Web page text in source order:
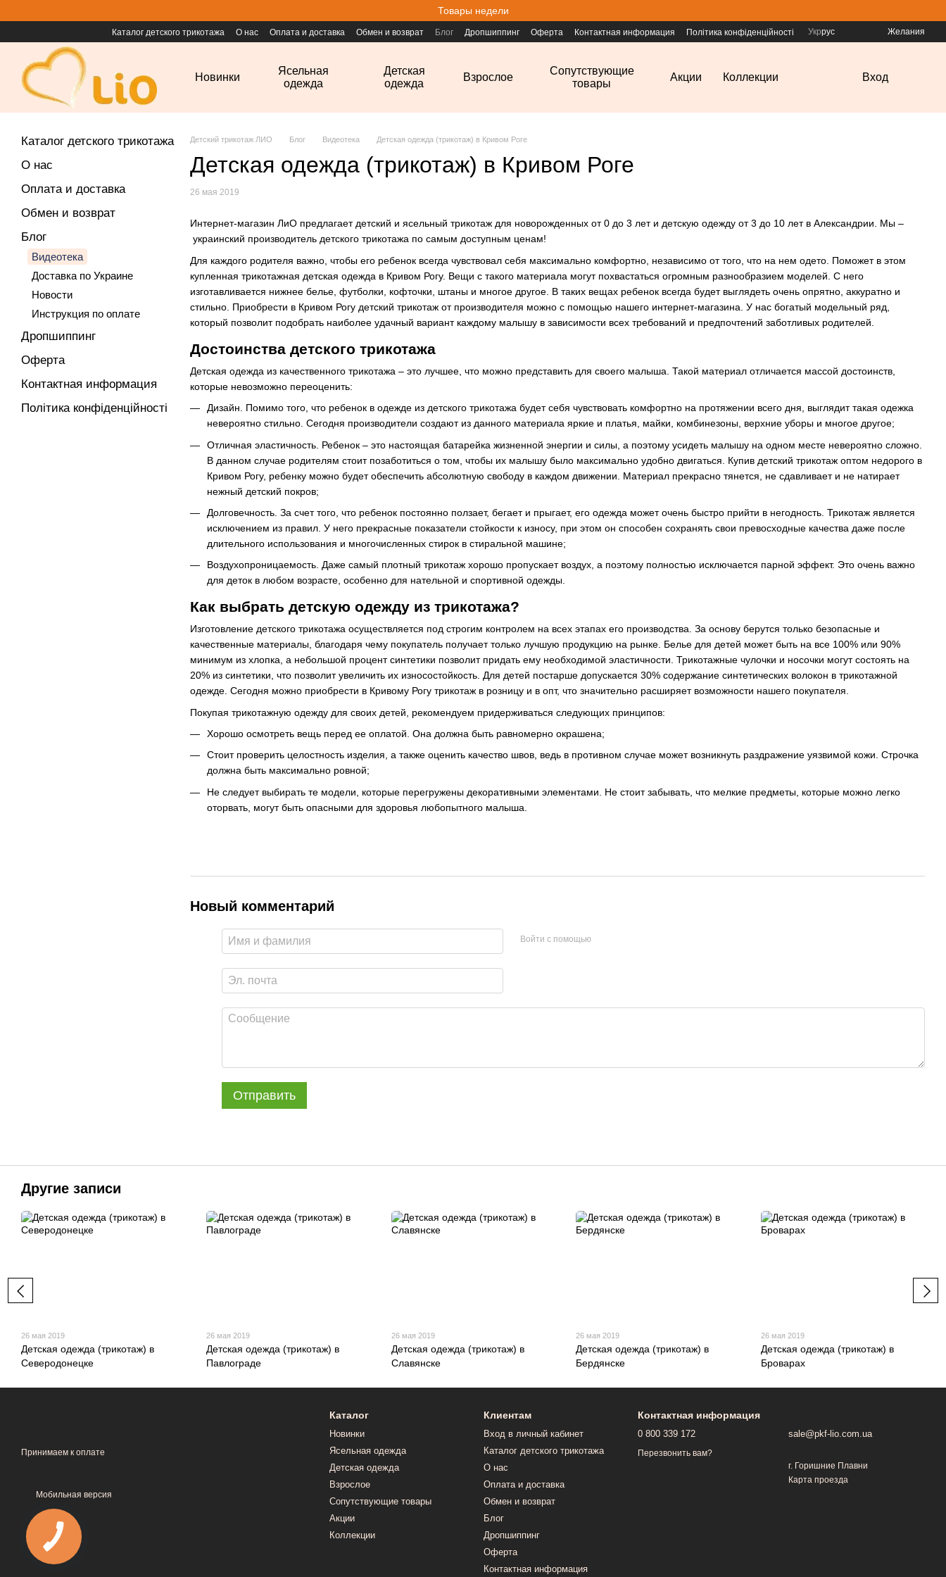
Товары недели
Каталог детского трикотажа О нас Оплата и доставка Обмен и возврат Блог Дропшиппинг Оферта Контактная информация Політика конфіденційності Укррус Желания
Новинки
Ясельная
одежда
Детская
одежда
Взрослое
Сопутствующие
товары
Акции Коллекции Вход
Детский трикотаж ЛИО Блог Видеотека Детская одежда (трикотаж) в Кривом Роге
Детская одежда (трикотаж) в Кривом Роге
26 мая 2019
Интернет-магазин ЛиО предлагает детский и ясельный трикотаж для новорожденных от 0 до 3 лет и детскую одежду от 3 до 10 лет в Александрии. Мы –
украинский производитель детского трикотажа по самым доступным ценам!
Для каждого родителя важно, чтобы его ребенок всегда чувствовал себя максимально комфортно, независимо от того, что на нем одето. Поможет в этом
купленная трикотажная детская одежда в Кривом Рогу. Вещи с такого материала могут похвастаться огромным разнообразием моделей. С него
изготавливается нижнее белье, футболки, кофточки, штаны и многое другое. В таких вещах ребенок всегда будет выглядеть очень опрятно, аккуратно и
стильно. Приобрести в Кривом Рогу детский трикотаж от производителя можно с помощью нашего интернет-магазина. У нас богатый модельный ряд,
который позволит подобрать наиболее удачный вариант каждому малышу в зависимости всех требований и предпочтений заботливых родителей.
Достоинства детского трикотажа
Детская одежда из качественного трикотажа – это лучшее, что можно представить для своего малыша. Такой материал отличается массой достоинств,
которые невозможно переоценить:
Дизайн. Помимо того, что ребенок в одежде из детского трикотажа будет себя чувствовать комфортно на протяжении всего дня, выглядит такая одежка
невероятно стильно. Сегодня производители создают из данного материала яркие и платья, майки, комбинезоны, верхние уборы и многое другое;
Отличная эластичность. Ребенок – это настоящая батарейка жизненной энергии и силы, а поэтому усидеть малышу на одном месте невероятно сложно.
В данном случае родителям стоит позаботиться о том, чтобы их малышу было максимально удобно двигаться. Купив детский трикотаж оптом недорого в
Кривом Рогу, ребенку можно будет обеспечить абсолютную свободу в каждом движении. Материал прекрасно тянется, не сдавливает и не натирает
нежный детский покров;
Долговечность. За счет того, что ребенок постоянно ползает, бегает и прыгает, его одежда может очень быстро прийти в негодность. Трикотаж является
исключением из правил. У него прекрасные показатели стойкости к износу, при этом он способен сохранять свои превосходные качества даже после
длительного использования и многочисленных стирок в стиральной машине;
Воздухопроницаемость. Даже самый плотный трикотаж хорошо пропускает воздух, а поэтому полностью исключается парной эффект. Это очень важно
для деток в любом возрасте, особенно для нательной и спортивной одежды.
Как выбрать детскую одежду из трикотажа?
Изготовление детского трикотажа осуществляется под строгим контролем на всех этапах его производства. За основу берутся только безопасные и
качественные материалы, благодаря чему покупатель получает только лучшую продукцию на рынке. Белье для детей может быть на все 100% или 90%
минимум из хлопка, а небольшой процент синтетики позволит придать ему необходимой эластичности. Трикотажные чулочки и носочки могут состоять на
20% из синтетики, что позволит увеличить их износостойкость. Для детей постарше допускается 30% содержание синтетических волокон в трикотажной
одежде. Сегодня можно приобрести в Кривому Рогу трикотаж в розницу и в опт, что значительно расширяет возможности нашего покупателя.
Покупая трикотажную одежду для своих детей, рекомендуем придерживаться следующих принципов:
Хорошо осмотреть вещь перед ее оплатой. Она должна быть равномерно окрашена;
Стоит проверить целостность изделия, а также оценить качество швов, ведь в противном случае может возникнуть раздражение уязвимой кожи. Строчка
должна быть максимально ровной;
Не следует выбирать те модели, которые перегружены декоративными элементами. Не стоит забывать, что мелкие предметы, которые можно легко
оторвать, могут быть опасными для здоровья любопытного малыша.
Новый комментарий
Войти с помощью
Отправить
Каталог детского трикотажа
О нас
Оплата и доставка
Обмен и возврат
Блог
Видеотека
Доставка по Украине
Новости
Инструкция по оплате
Дропшиппинг
Оферта
Контактная информация
Політика конфіденційності
Другие записи
26 мая 2019
Детская одежда (трикотаж) в
Северодонецке
26 мая 2019
Детская одежда (трикотаж) в
Павлограде
26 мая 2019
Детская одежда (трикотаж) в
Славянске
26 мая 2019
Детская одежда (трикотаж) в
Бердянске
26 мая 2019
Детская одежда (трикотаж) в
Броварах
Принимаем к оплате
Мобильная версия
Каталог
Новинки
Ясельная одежда
Детская одежда
Взрослое
Сопутствующие товары
Акции
Коллекции
Клиентам
Вход в личный кабинет
Каталог детского трикотажа
О нас
Оплата и доставка
Обмен и возврат
Блог
Дропшиппинг
Оферта
Контактная информация
Контактная информация
0 800 339 172
Перезвонить вам?
sale@pkf-lio.com.ua
г. Горишние Плавни
Карта проезда